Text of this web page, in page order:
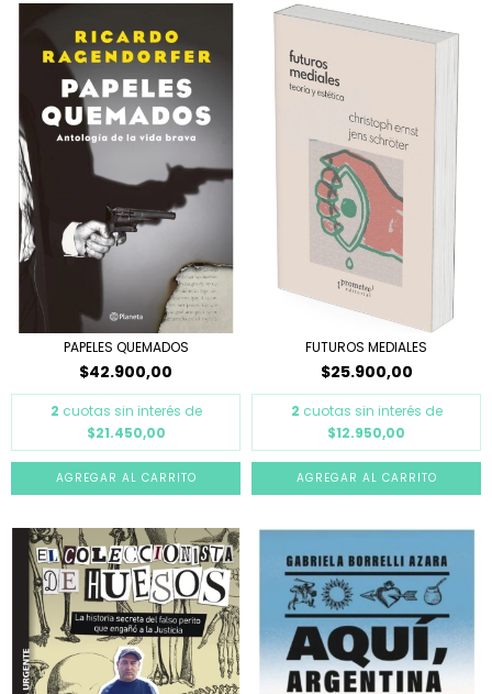
PAPELES QUEMADOS
$42.900,00
2 cuotas sin interés de
$21.450,00
FUTUROS MEDIALES
$25.900,00
2 cuotas sin interés de
$12.950,00